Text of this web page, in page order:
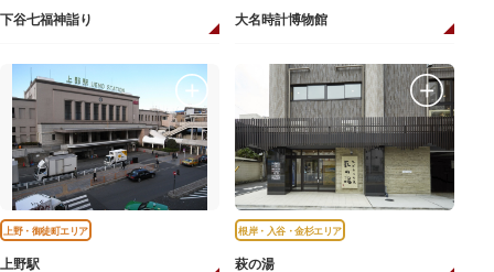
下谷七福神詣り 大名時計博物館
上野・御徒町エリア
上野駅
根岸・入谷・金杉エリア
萩の湯